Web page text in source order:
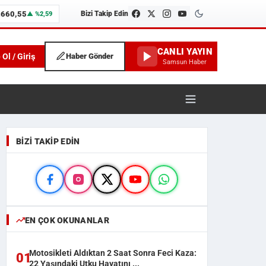
▲ %2,59 Bizi Takip Edin
Ol / Giriş Haber Gönder CANLI YAYIN
Samsun Haber
ve İlçe Haberleri
BIZI TAKIP EDIN
EN ÇOK OKUNANLAR
01Motosikleti Aldıktan 2 Saat Sonra Feci Kaza:
22 Yaşındaki Utku Hayatını ...